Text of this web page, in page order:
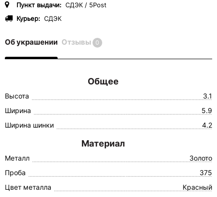
Пункт выдачи: СДЭК / 5Post
Курьер: СДЭК
Об украшении Отзывы 0
Общее
Высота
3.1
Ширина
5.9
Ширина шинки
4.2
Материал
Металл
Золото
Проба
375
Цвет металла
Красный